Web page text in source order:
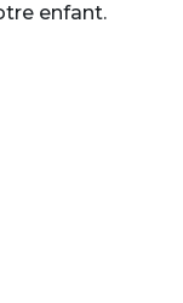
enfant.